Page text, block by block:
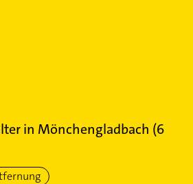
in Mönchengladbach (6